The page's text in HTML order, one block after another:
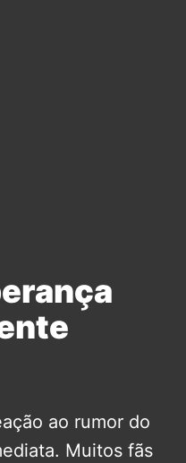
ao rumor do
Muitos fãs